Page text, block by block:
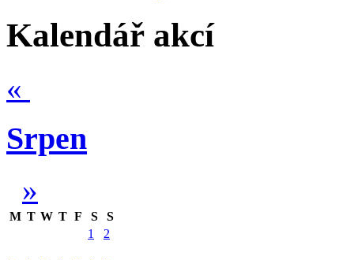
Kalendář akcí
«
Srpen
»
M T W T F S
S
1
2